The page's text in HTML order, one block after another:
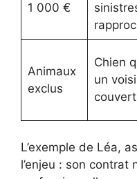
1 000 €
Animaux
exclus
Chien
un
couvert
L’exemple de Léa,
l’enjeu : son contrat